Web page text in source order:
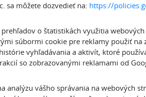
sa môžete dozvedieť na: https://
o štatistikách využitia
súbormi cookie pre reklamy použiť na
vyhľadávania a aktivít, ktoré
so zobrazovanými reklamami od
analýzu vášho správania na webových